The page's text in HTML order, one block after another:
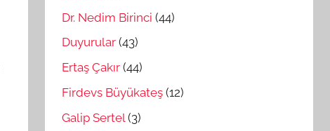
Dr. Nedim Birinci (44)
Duyurular (43)
Ertaş Çakır (44)
Firdevs Büyükateş (12)
Galip Sertel (3)